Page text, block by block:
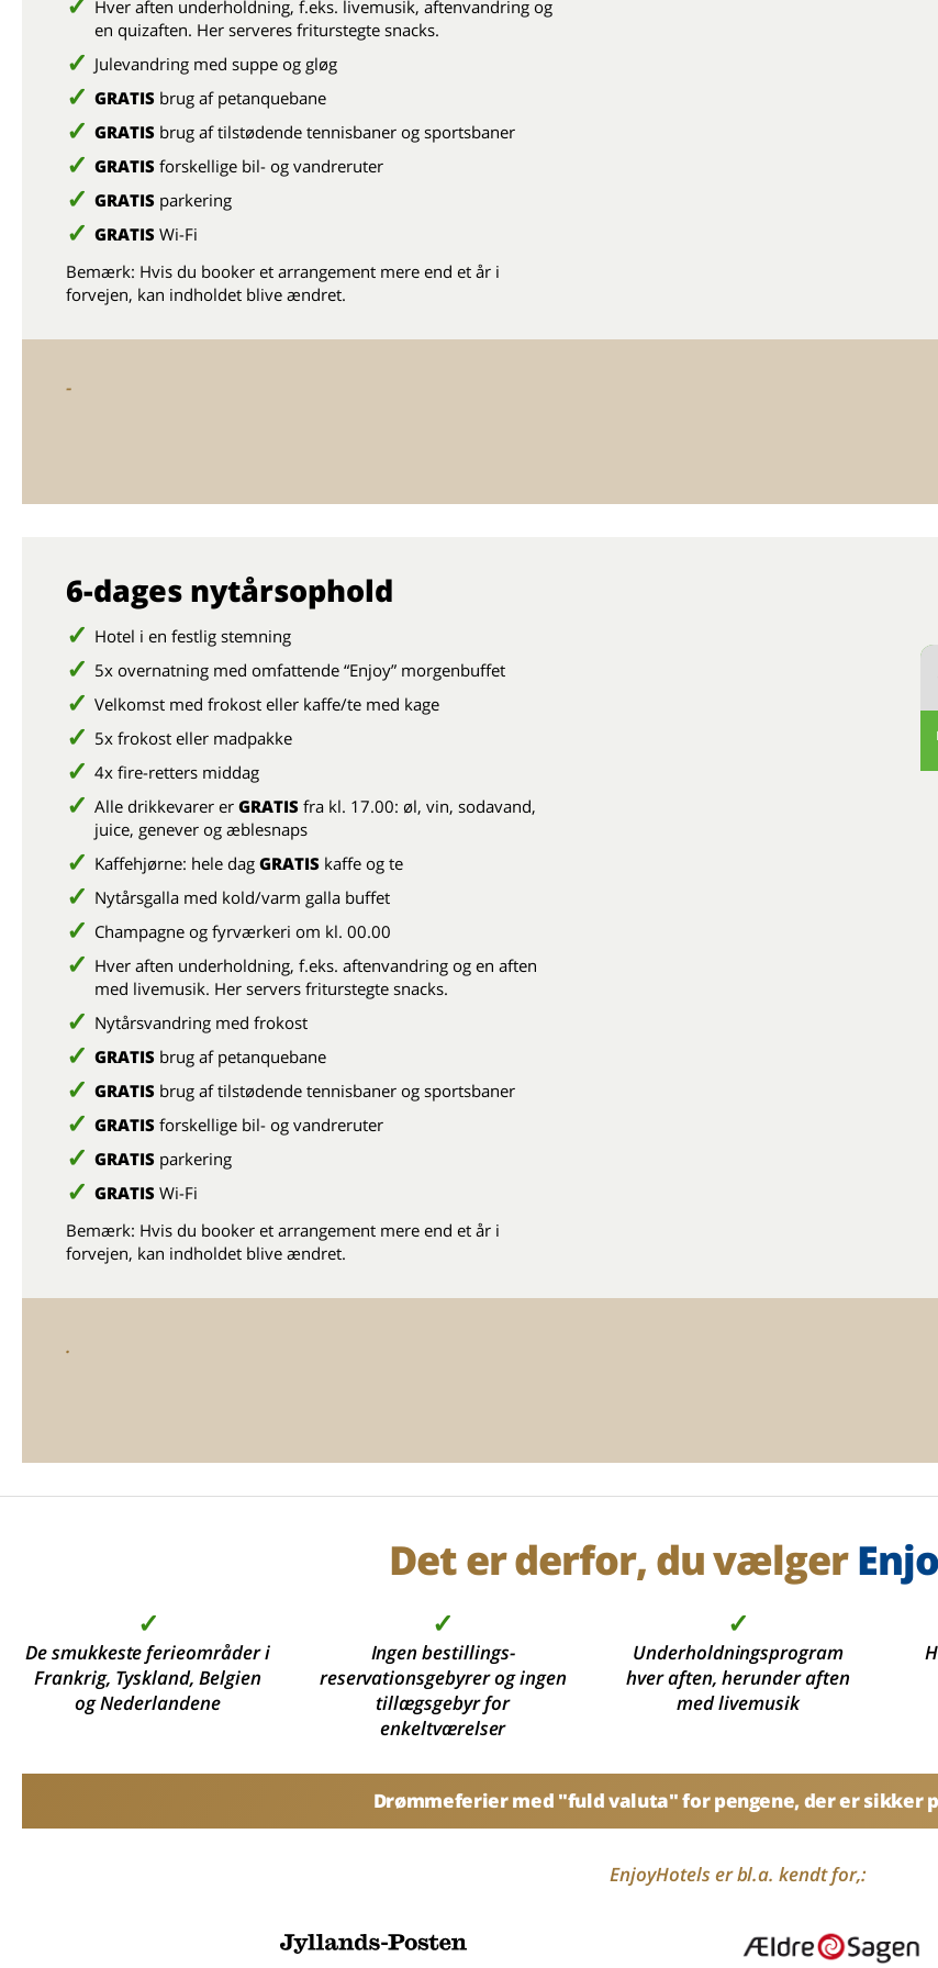
Hver aften underholdning, f.eks. livemusik, aftenvandring og
en quizaften. Her serveres friturstegte snacks.
Julevandring med suppe og gløg
GRATIS brug af petanquebane
GRATIS brug af tilstødende tennisbaner og sportsbaner
GRATIS forskellige bil- og vandreruter
GRATIS parkering
GRATIS Wi-Fi
Bemærk: Hvis du booker et arrangement mere end et år i
forvejen, kan indholdet blive ændret.
-
6-dages nytårsophold
Hotel i en festlig stemning
5x overnatning med omfattende “Enjoy” morgenbuffet
Velkomst med frokost eller kaffe/te med kage
5x frokost eller madpakke
4x fire-retters middag
Alle drikkevarer er GRATIS fra kl. 17.00: øl, vin, sodavand,
juice, genever og æblesnaps
Kaffehjørne: hele dag GRATIS kaffe og te
Nytårsgalla med kold/varm galla buffet
Champagne og fyrværkeri om kl. 00.00
Hver aften underholdning, f.eks. aftenvandring og en aften
med livemusik. Her servers friturstegte snacks.
Nytårsvandring med frokost
GRATIS brug af petanquebane
GRATIS brug af tilstødende tennisbaner og sportsbaner
GRATIS forskellige bil- og vandreruter
GRATIS parkering
GRATIS Wi-Fi
Bemærk: Hvis du booker et arrangement mere end et år i
forvejen, kan indholdet blive ændret.
.
Det er derfor, du vælger
✓
De smukkeste ferieområder i
Frankrig, Tyskland, Belgien
og Nederlandene
✓
Ingen bestillings-
reservationsgebyrer og ingen
tillægsgebyr for
enkeltværelser
✓
Underholdningsprogram
hver aften, herunder aften
med livemusik
Drømmeferier med "fuld valuta" for pengene, der er sikker
EnjoyHotels er bl.a. kendt for,: